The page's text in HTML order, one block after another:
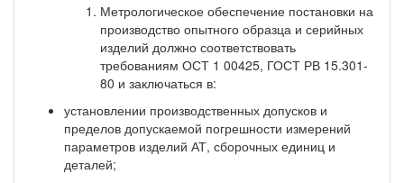
Метрологическое обеспечение постановки на
производство опытного образца и серийных
изделий должно соответствовать
требованиям ОСТ 1 00425, ГОСТ РВ 15.301-
80 и заключаться в:
установлении производственных допусков и
пределов допускаемой погрешности измерений
параметров изделий АТ, сборочных единиц и
деталей;